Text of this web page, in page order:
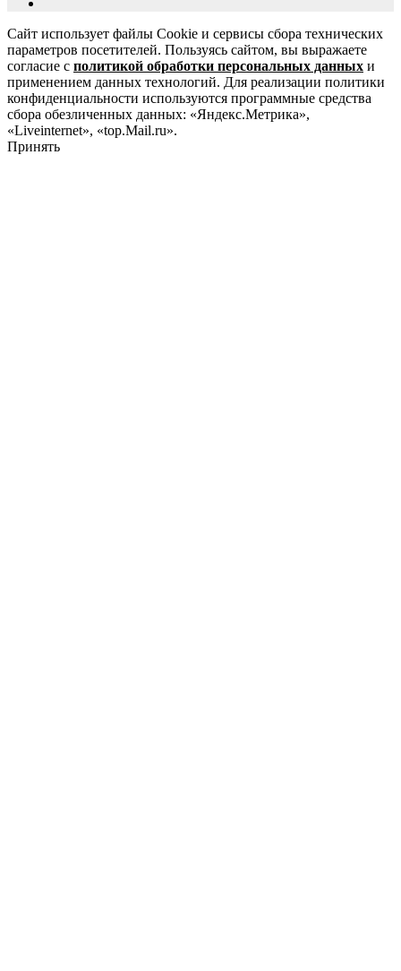
Сайт использует файлы Cookie и сервисы сбора технических
параметров посетителей. Пользуясь сайтом, вы выражаете
согласие с политикой обработки персональных данных и
применением данных технологий. Для реализации политики
конфиденциальности используются программные средства
сбора обезличенных данных: «Яндекс.Метрика»,
«Liveinternet», «top.Mail.ru».
Принять